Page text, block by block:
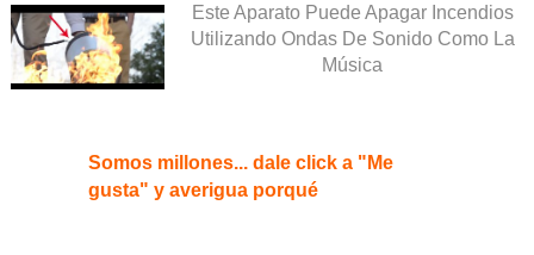
Este Aparato Puede Apagar Incendios
Utilizando Ondas De Sonido Como La
Música
Somos millones... dale click a "Me
gusta" y averigua porqué